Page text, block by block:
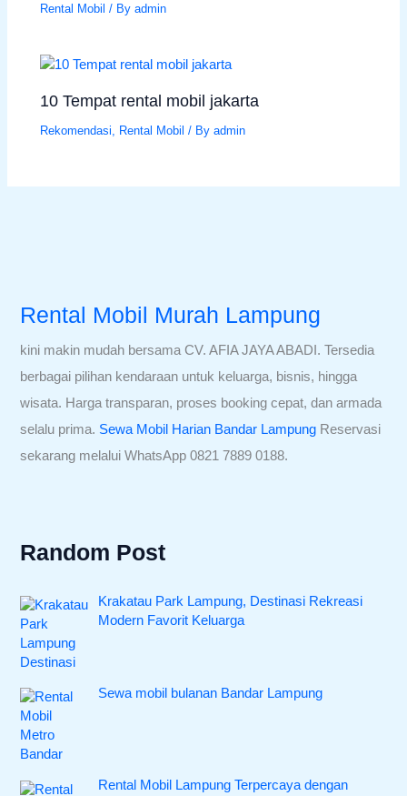
Rental Mobil / Byadmin
10 Tempat rental mobil jakarta
Rekomendasi, Rental Mobil / Byadmin
Rental Mobil Murah Lampung
kini makin mudah bersama CV. AFIA JAYA ABADI. Tersedia
berbagai pilihan kendaraan untuk keluarga, bisnis, hingga
wisata. Harga transparan, proses booking cepat, dan armada
selalu prima. Sewa Mobil Harian Bandar Lampung Reservasi
sekarang melalui WhatsApp 0821 7889 0188.
Random Post
Krakatau Park Lampung, Destinasi Rekreasi
Modern Favorit Keluarga
Sewa mobil bulanan Bandar Lampung
Rental Mobil Lampung Terpercaya dengan